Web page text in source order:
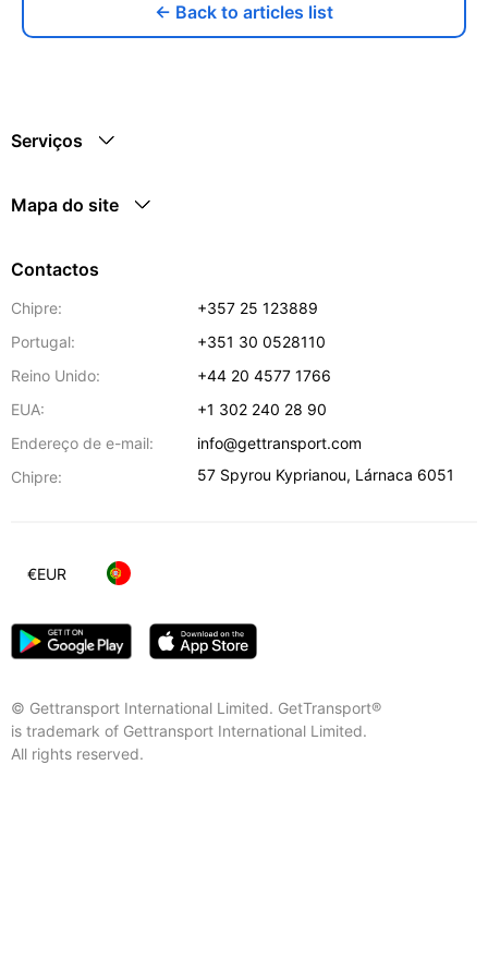
← Back to articles list
Serviços
Mapa do site
Contactos
Chipre:
+357 25 123889
Portugal:
+351 30 0528110
Reino Unido:
+44 20 4577 1766
EUA:
+1 302 240 28 90
Endereço de e-mail:
info@gettransport.com
Chipre:
57 Spyrou Kyprianou, Lárnaca 6051
© Gettransport International Limited. GetTransport®
is trademark of Gettransport International Limited.
All rights reserved.
€EUR